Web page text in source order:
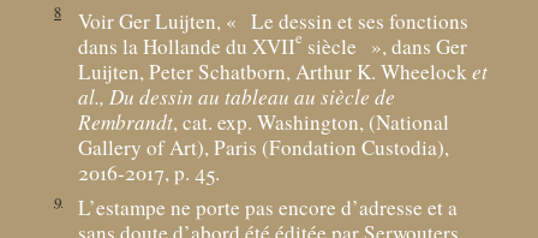
8 Voir Ger Luijten, « Le dessin et ses fonctions
dans la Hollande du XVIIe siècle
», dans Ger
Luijten, Peter Schatborn, Arthur K. Wheelock et
al., Du dessin au tableau au siècle de
Rembrandt, cat. exp. Washington, (National
Gallery of Art), Paris (Fondation Custodia),
2016-2017, p. 45.
9
L’estampe ne porte pas encore d’adresse et a